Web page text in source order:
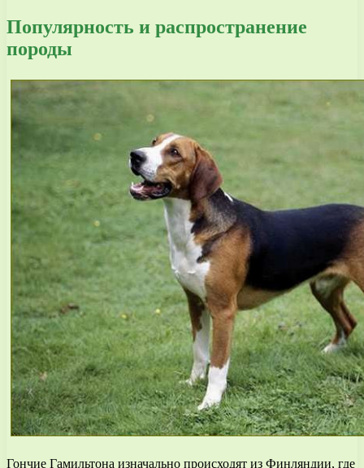
Популярность и распространение
породы
Гончие Гамильтона изначально происходят из Финляндии, где